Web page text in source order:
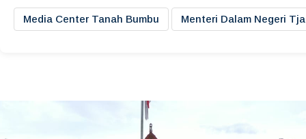
Media Center Tanah Bumbu Menteri Dalam Negeri